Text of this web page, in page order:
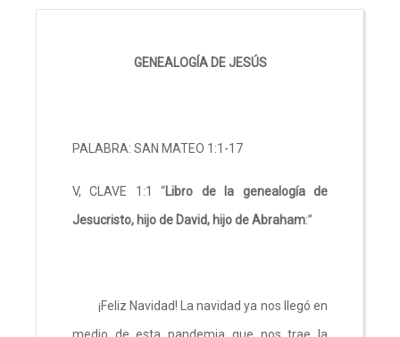
GENEALOGÍA DE JESÚS
PALABRA: SAN MATEO 1:1-17
V, CLAVE 1:1 “Libro de la genealogía de
Jesucristo, hijo de David, hijo de Abraham:”
¡Feliz Navidad! La navidad ya nos llegó en
medio de esta pandemia que nos trae la